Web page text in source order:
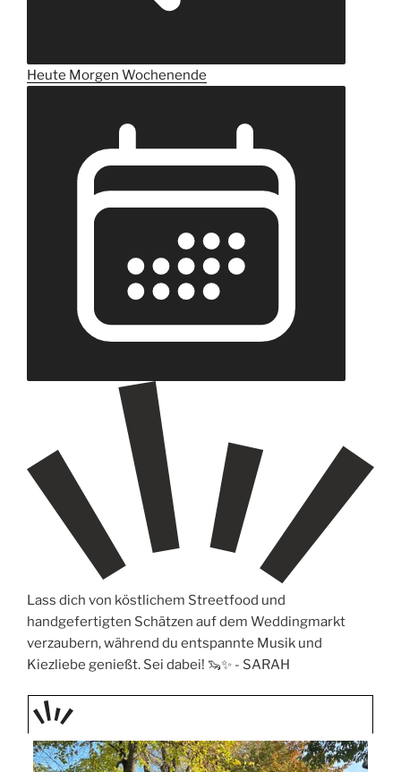
Heute Morgen Wochenende
Lass dich von köstlichem Streetfood und
handgefertigten Schätzen auf dem Weddingmarkt
verzaubern, während du entspannte Musik und
Kiezliebe genießt. Sei dabei! 🦦✨ - SARAH
TAGE
STIPP